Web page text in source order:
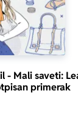
slajdera u levo
- Mali saveti:
primerak